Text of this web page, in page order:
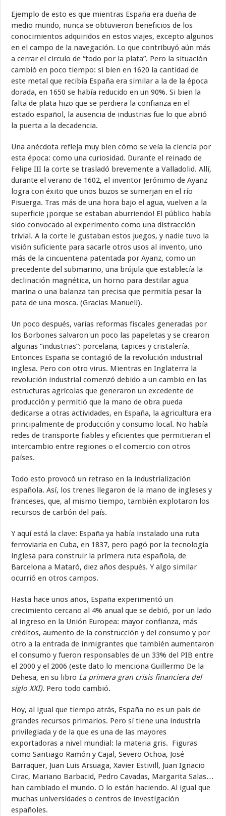
Ejemplo de esto es que mientras España era dueña de
medio mundo, nunca se obtuvieron beneficios de los
conocimientos adquiridos en estos viajes, excepto algunos
en el campo de la navegación. Lo que contribuyó aún más
a cerrar el circulo de “todo por la plata”. Pero la situación
cambió en poco tiempo: si bien en 1620 la cantidad de
este metal que recibía España era similar a la de la época
dorada, en 1650 se había reducido en un 90%. Si bien la
falta de plata hizo que se perdiera la confianza en el
estado español, la ausencia de industrias fue lo que abrió
la puerta a la decadencia.
Una anécdota refleja muy bien cómo se veía la ciencia por
esta época: como una curiosidad. Durante el reinado de
Felipe III la corte se trasladó brevemente a Valladolid. Allí,
durante el verano de 1602, el inventor Jerónimo de Ayanz
logra con éxito que unos buzos se sumerjan en el río
Pisuerga. Tras más de una hora bajo el agua, vuelven a la
superficie ¡porque se estaban aburriendo! El público había
sido convocado al experimento como una distracción
trivial. A la corte le gustaban estos juegos, y nadie tuvo la
visión suficiente para sacarle otros usos al invento, uno
más de la cincuentena patentada por Ayanz, como un
precedente del submarino, una brújula que establecía la
declinación magnética, un horno para destilar agua
marina o una balanza tan precisa que permitía pesar la
pata de una mosca. (Gracias Manuel!).
Un poco después, varias reformas fiscales generadas por
los Borbones salvaron un poco las papeletas y se crearon
algunas “industrias”: porcelana, tapices y cristalería.
Entonces España se contagió de la revolución industrial
inglesa. Pero con otro virus. Mientras en Inglaterra la
revolución industrial comenzó debido a un cambio en las
estructuras agrícolas que generaron un excedente de
producción y permitió que la mano de obra pueda
dedicarse a otras actividades, en España, la agricultura era
principalmente de producción y consumo local. No había
redes de transporte fiables y eficientes que permitieran el
intercambio entre regiones o el comercio con otros
países.
Todo esto provocó un retraso en la industrialización
española. Así, los trenes llegaron de la mano de ingleses y
franceses, que, al mismo tiempo, también explotaron los
recursos de carbón del país.
Y aquí está la clave: España ya había instalado una ruta
ferroviaria en Cuba, en 1837, pero pagó por la tecnología
inglesa para construir la primera ruta española, de
Barcelona a Mataró, diez años después. Y algo similar
ocurrió en otros campos.
Hasta hace unos años, España experimentó un
crecimiento cercano al 4% anual que se debió, por un lado
al ingreso en la Unión Europea: mayor confianza, más
créditos, aumento de la construcción y del consumo y por
otro a la entrada de inmigrantes que también aumentaron
el consumo y fueron responsables de un 33% del PIB entre
el 2000 y el 2006 (este dato lo menciona Guillermo De la
Dehesa, en su libro La primera gran crisis financiera del
siglo XXI). Pero todo cambió.
Hoy, al igual que tiempo atrás, España no es un país de
grandes recursos primarios. Pero sí tiene una industria
privilegiada y de la que es una de las mayores
exportadoras a nivel mundial: la materia gris. Figuras
como Santiago Ramón y Cajal, Severo Ochoa, José
Barraquer, Juan Luis Arsuaga, Xavier Estivill, Juan Ignacio
Cirac, Mariano Barbacid, Pedro Cavadas, Margarita Salas…
han cambiado el mundo. O lo están haciendo. Al igual que
muchas universidades o centros de investigación
españoles.